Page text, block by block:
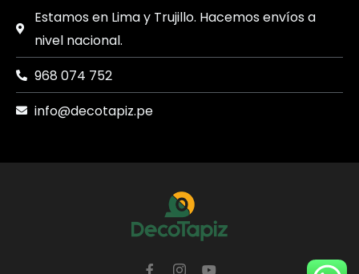
Estamos en Lima y Trujillo. Hacemos envíos a
nivel nacional.
968 074 752
info@decotapiz.pe